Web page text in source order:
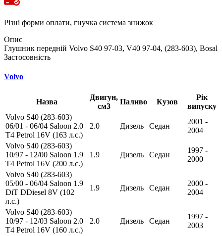
Різні форми оплати, гнучка система знижок
Опис
Глушник передній Volvo S40 97-03, V40 97-04, (283-603), Bosal
Застосовність
Volvo
Назва
Двигун,
см3
Паливо Кузов
Рік
випуску
Volvo S40 (283-603)
06/01 - 06/04 Saloon 2.0
T4 Petrol 16V (163 л.с.)
2.0 Дизель Седан
2001 -
2004
Volvo S40 (283-603)
10/97 - 12/00 Saloon 1.9
T4 Petrol 16V (200 л.с.)
1.9 Дизель Седан
1997 -
2000
Volvo S40 (283-603)
05/00 - 06/04 Saloon 1.9
DiT DDiesel 8V (102
л.с.)
1.9 Дизель Седан
2000 -
2004
Volvo S40 (283-603)
10/97 - 12/03 Saloon 2.0
T4 Petrol 16V (160 л.с.)
2.0 Дизель Седан
1997 -
2003